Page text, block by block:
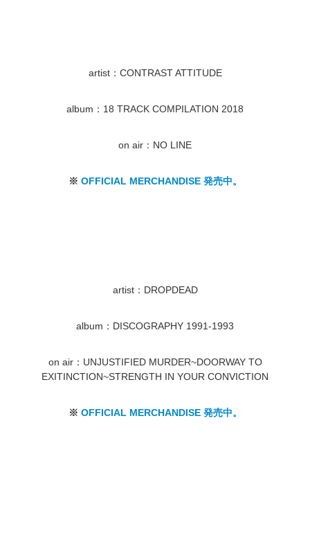
artist：CONTRAST ATTITUDE
album：18 TRACK COMPILATION 2018
on air：NO LINE
※ OFFICIAL MERCHANDISE 発売中。
artist：DROPDEAD
album：DISCOGRAPHY 1991-1993
on air：UNJUSTIFIED MURDER~DOORWAY TO
EXITINCTION~STRENGTH IN YOUR CONVICTION
※ OFFICIAL MERCHANDISE 発売中。